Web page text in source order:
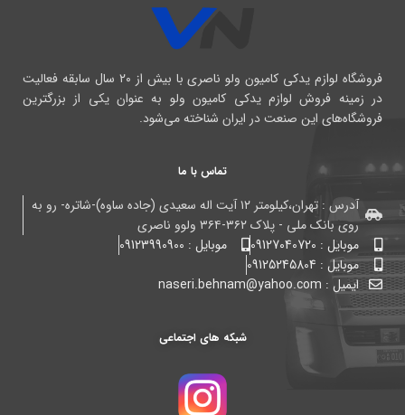
فروشگاه لوازم یدکی کامیون ولو ناصری با بیش از ۲۰ سال سابقه فعالیت
در زمینه فروش لوازم یدکی کامیون ولو به عنوان یکی از بزرگترین
فروشگاه‌های این صنعت در ایران شناخته می‌شود.
تماس با ما
آدرس : تهران،کیلومتر ۱۲ آیت اله سعیدی (جاده ساوه)-شاتره- رو به
روی بانک ملی - پلاک ۳۶۲-۳۶۴ ولوو ناصری
موبایل : 09127040720
موبایل : 09123990900
موبایل : 09125245804
ایمیل : naseri.behnam@yahoo.com
شبکه های اجتماعی